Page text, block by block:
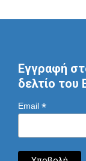
Εγγραφή
δελτίο του
Email *